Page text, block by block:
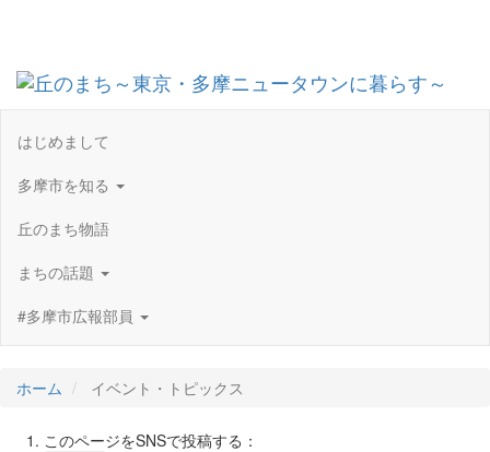
はじめまして
多摩市を知る
丘のまち物語
まちの話題
#多摩市広報部員
ホーム イベント・トピックス
このページをSNSで投稿する：